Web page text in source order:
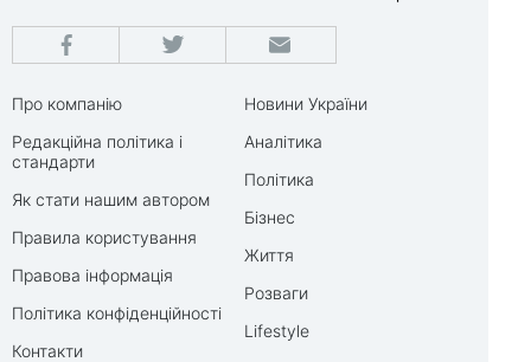
Про компанію
Редакційна політика і
стандарти
Як стати нашим автором
Правила користування
Правова інформація
Політика конфіденційності
Контакти
Новини України
Аналітика
Політика
Бізнес
Життя
Розваги
Lifestyle